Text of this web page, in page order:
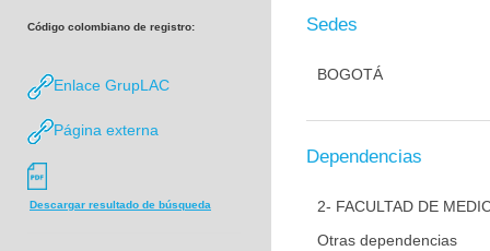
Código colombiano de registro:
Enlace GrupLAC
Página externa
Descargar resultado de búsqueda
Sedes
BOGOTÁ
Dependencias
2- FACULTAD DE
Otras dependencias